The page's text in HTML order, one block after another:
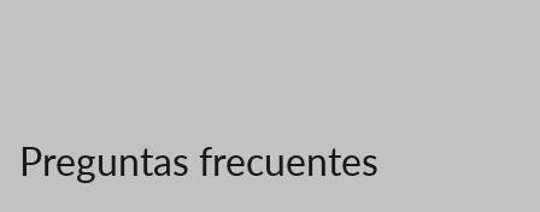
Preguntas frecuentes